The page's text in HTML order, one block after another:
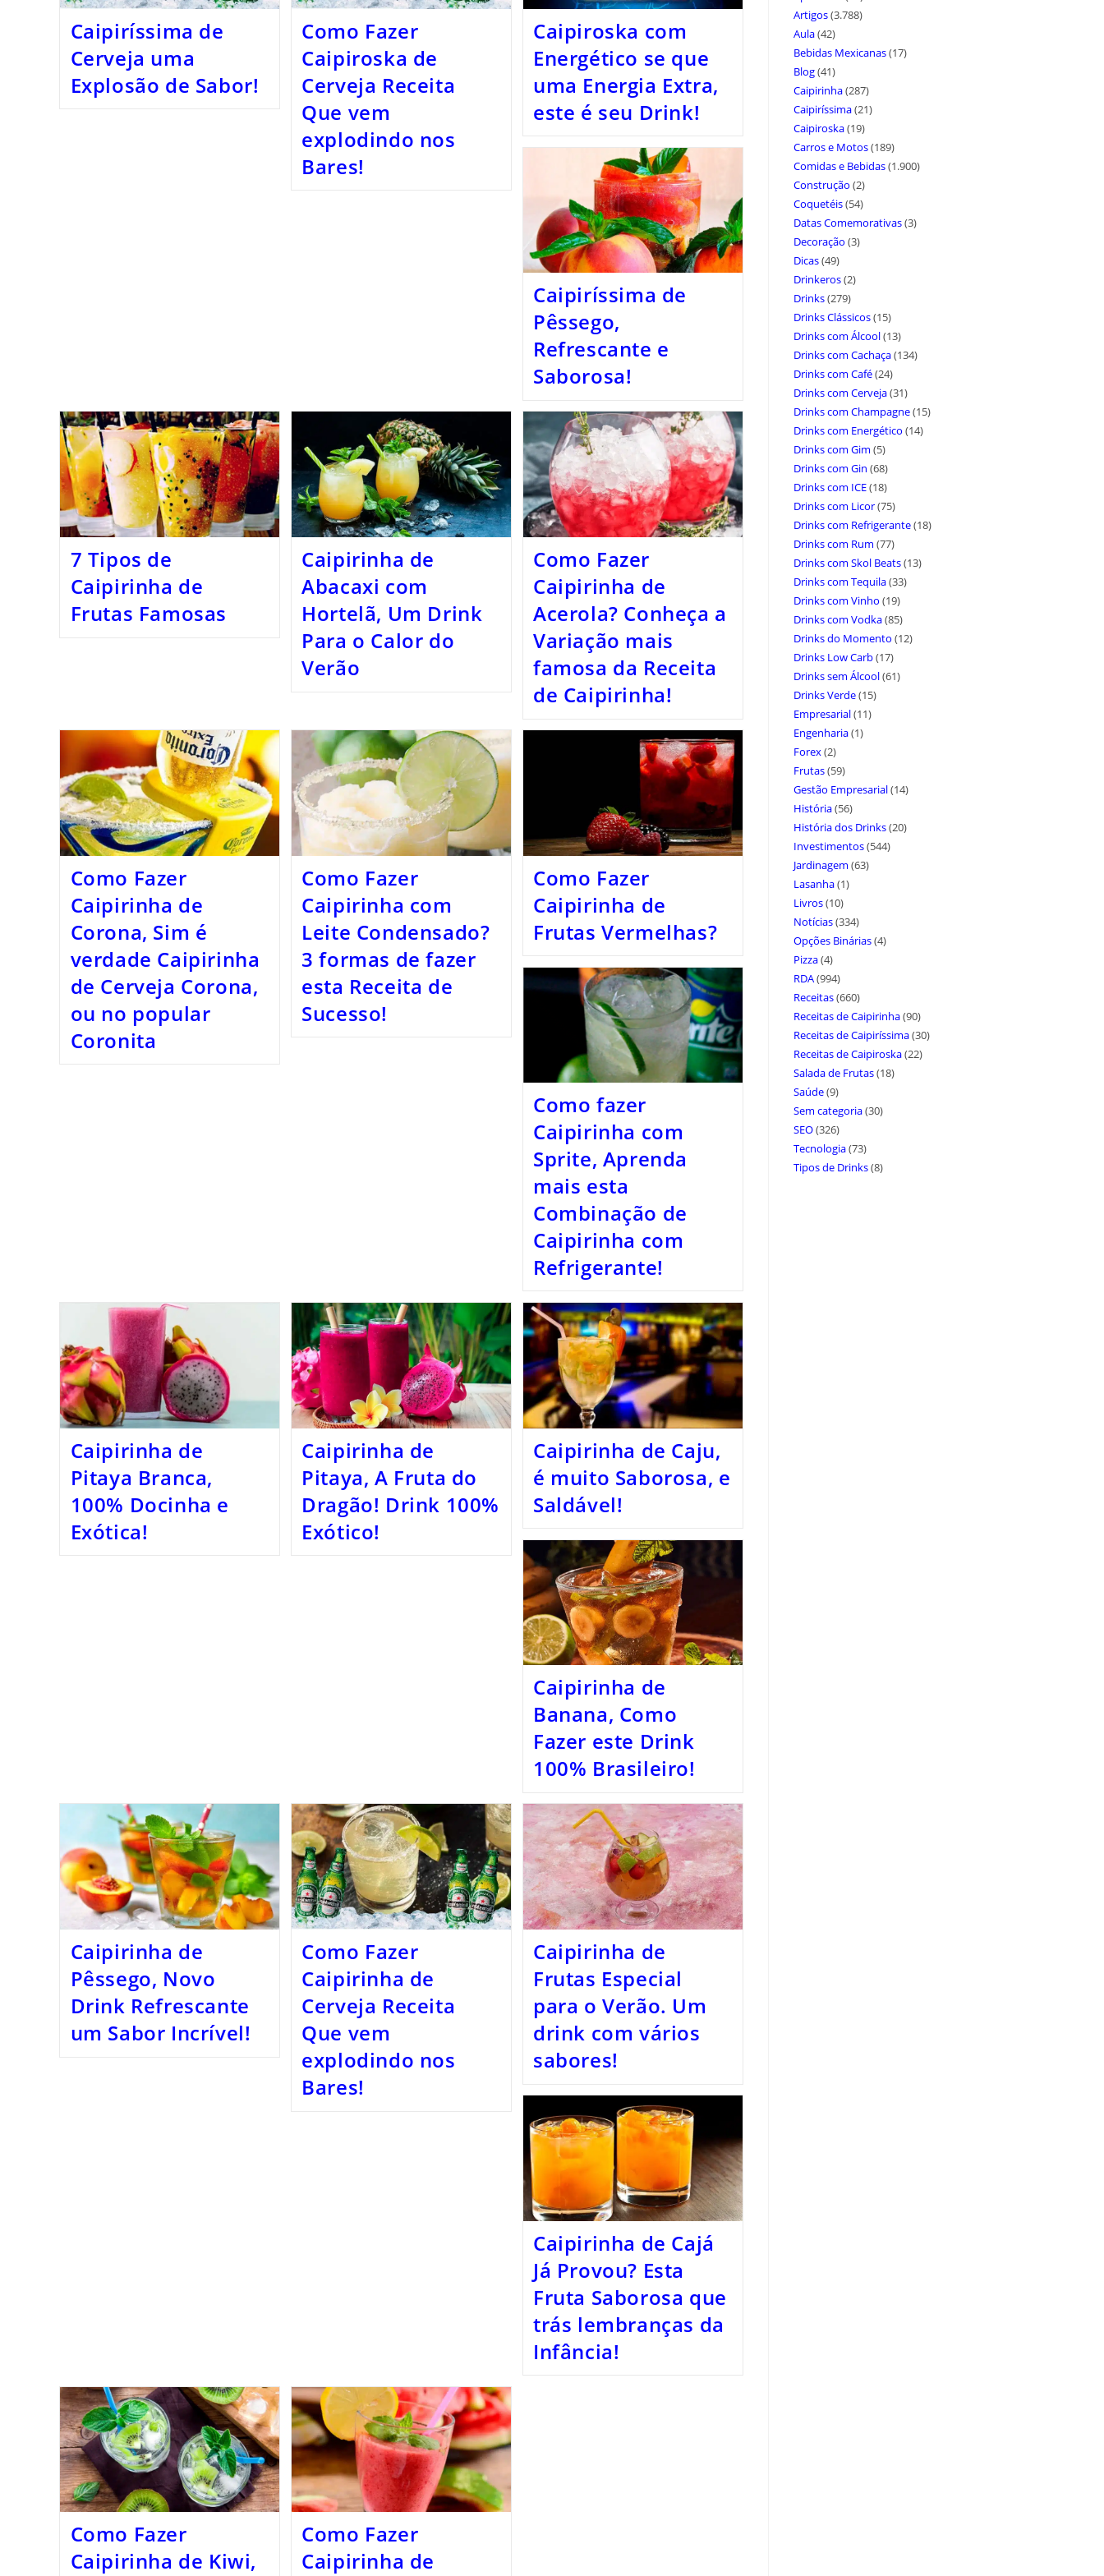
Caipiríssima de
Cerveja uma
Explosão de Sabor!
Como Fazer
Caipiroska de
Cerveja Receita
Que vem
explodindo nos
Bares!
Caipiroska com
Energético se que
uma Energia Extra,
este é seu Drink!
Caipiríssima de
Pêssego,
Refrescante e
Saborosa!
7 Tipos de
Caipirinha de
Frutas Famosas
Caipirinha de
Abacaxi com
Hortelã, Um Drink
Para o Calor do
Verão
Como Fazer
Caipirinha de
Acerola? Conheça a
Variação mais
famosa da Receita
de Caipirinha!
Como Fazer
Caipirinha de
Corona, Sim é
verdade Caipirinha
de Cerveja Corona,
ou no popular
Coronita
Como Fazer
Caipirinha com
Leite Condensado?
3 formas de fazer
esta Receita de
Sucesso!
Como Fazer
Caipirinha de
Frutas Vermelhas?
Como fazer
Caipirinha com
Sprite, Aprenda
mais esta
Combinação de
Caipirinha com
Refrigerante!
Caipirinha de
Pitaya Branca,
100% Docinha e
Exótica!
Caipirinha de
Pitaya, A Fruta do
Dragão! Drink 100%
Exótico!
Caipirinha de Caju,
é muito Saborosa, e
Saldável!
Caipirinha de
Banana, Como
Fazer este Drink
100% Brasileiro!
Caipirinha de
Pêssego, Novo
Drink Refrescante
um Sabor Incrível!
Como Fazer
Caipirinha de
Cerveja Receita
Que vem
explodindo nos
Bares!
Caipirinha de
Frutas Especial
para o Verão. Um
drink com vários
sabores!
Caipirinha de Cajá
Já Provou? Esta
Fruta Saborosa que
trás lembranças da
Infância!
Como Fazer
Caipirinha de Kiwi,
Como Fazer
Caipirinha de
Artigos(3.788)
Aula(42)
Bebidas Mexicanas(17)
Blog(41)
Caipirinha(287)
Caipiríssima(21)
Caipiroska(19)
Carros e Motos(189)
Comidas e Bebidas(1.900)
Construção (2)
Coquetéis(54)
Datas Comemorativas(3)
Decoração (3)
Dicas(49)
Drinkeros(2)
Drinks(279)
Drinks Clássicos(15)
Drinks com Álcool(13)
Drinks com Cachaça(134)
Drinks com Café(24)
Drinks com Cerveja(31)
Drinks com Champagne(15)
Drinks com Energético (14)
Drinks com Gim (5)
Drinks com Gin (68)
Drinks com ICE(18)
Drinks com Licor(75)
Drinks com Refrigerante(18)
Drinks com Rum (77)
Drinks com Skol Beats(13)
Drinks com Tequila(33)
Drinks com Vinho (19)
Drinks com Vodka(85)
Drinks do Momento (12)
Drinks Low Carb(17)
Drinks sem Álcool(61)
Drinks Verde(15)
Empresarial(11)
Engenharia(1)
Forex(2)
Frutas(59)
Gestão Empresarial(14)
História(56)
História dos Drinks(20)
Investimentos(544)
Jardinagem (63)
Lasanha(1)
Livros(10)
Notícias(334)
Opções Binárias(4)
Pizza(4)
RDA(994)
Receitas(660)
Receitas de Caipirinha(90)
Receitas de Caipiríssima(30)
Receitas de Caipiroska(22)
Salada de Frutas(18)
Saúde(9)
Sem categoria(30)
SEO(326)
Tecnologia(73)
Tipos de Drinks(8)